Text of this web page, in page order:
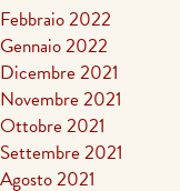
Febbraio 2022
Gennaio 2022
Dicembre 2021
Novembre 2021
Ottobre 2021
Settembre 2021
Agosto 2021